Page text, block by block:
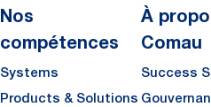
Nos
compétences
Systems
Products & Solutions
À
Comau
Success